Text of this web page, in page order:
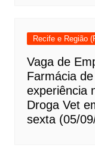
Recife e Região
Vaga de
Farmácia
experiência
Droga Vet
sexta (05/